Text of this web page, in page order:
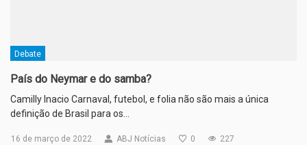
Debate
País do Neymar e do samba?
Camilly Inacio Carnaval, futebol, e folia não são mais a única
definição de Brasil para os…
16 de março de 2022 ABJ Notícias 0 227